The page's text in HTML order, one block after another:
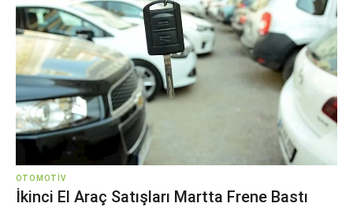
OTOMOTIV
İkinci El Araç Satışları Martta Frene Bastı